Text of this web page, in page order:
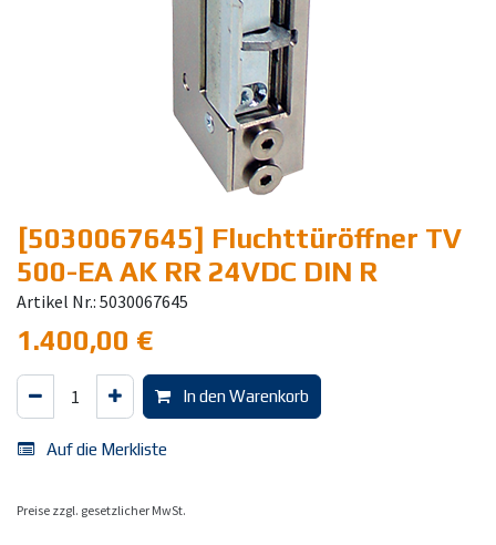
[5030067645] Fluchttüröffner TV
500-EA AK RR 24VDC DIN R
Artikel Nr.: 5030067645
1.400,00 €
In den Warenkorb
Auf die Merkliste
Preise zzgl. gesetzlicher MwSt.